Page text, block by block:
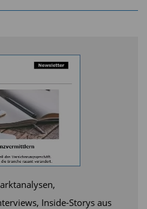
Inside-Storys aus